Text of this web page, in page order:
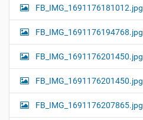
FB_IMG_1691176181012.jpg
FB_IMG_1691176194768.jpg
FB_IMG_1691176201450.jpg
FB_IMG_1691176201450.jpg
FB_IMG_1691176207865.jpg